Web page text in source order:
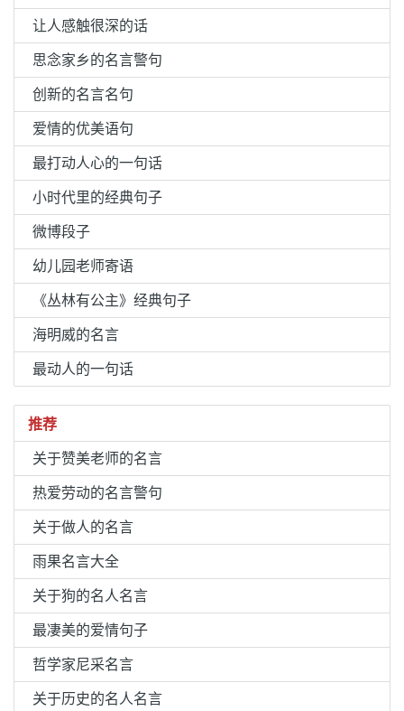
让人感触很深的话
思念家乡的名言警句
创新的名言名句
爱情的优美语句
最打动人心的一句话
小时代里的经典句子
微博段子
幼儿园老师寄语
《丛林有公主》经典句子
海明威的名言
最动人的一句话
推荐
关于赞美老师的名言
热爱劳动的名言警句
关于做人的名言
雨果名言大全
关于狗的名人名言
最凄美的爱情句子
哲学家尼采名言
关于历史的名人名言